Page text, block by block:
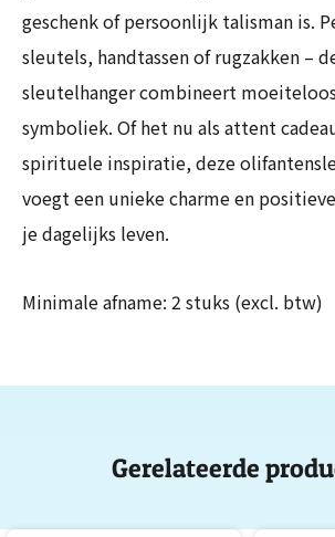
geschenk of persoonlijk talisman is.
sleutels, handtassen of rugzakken –
sleutelhanger combineert
symboliek. Of het nu als attent
spirituele inspiratie, deze
voegt een unieke charme en
je dagelijks leven.
Minimale afname: 2 stuks (excl. btw)
Gerelateerde